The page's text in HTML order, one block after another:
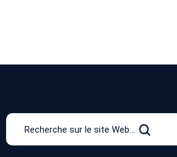
Recherche
le